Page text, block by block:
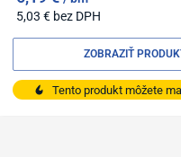
5,03 € bez DPH
Tento produkt môžete
ZOBRAZIŤ